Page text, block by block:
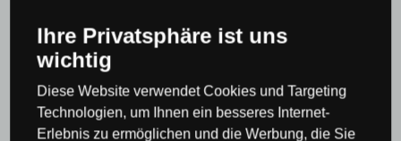
Deckenaufbauleuchten
Deckenleuchten & Deckenlampen
Aufbauleuchten & Lampen
Lampen & Beleuchtung nach Raum
Lampen für
Ihre Privatsphäre ist uns
wichtig
Diese Website verwendet Cookies und Targeting
Technologien, um Ihnen ein besseres Internet-
Erlebnis zu ermöglichen und die Werbung, die Sie